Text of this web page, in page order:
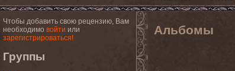
Чтобы добавить свою рецензию, Вам
необходимо войти или
зарегистрироваться!
Группы
Альбомы